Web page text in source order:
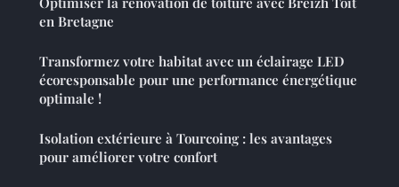
en Bretagne
Transformez votre habitat avec un éclairage LED
écoresponsable pour une performance énergétique
optimale !
Isolation extérieure à Tourcoing : les avantages
pour améliorer votre confort